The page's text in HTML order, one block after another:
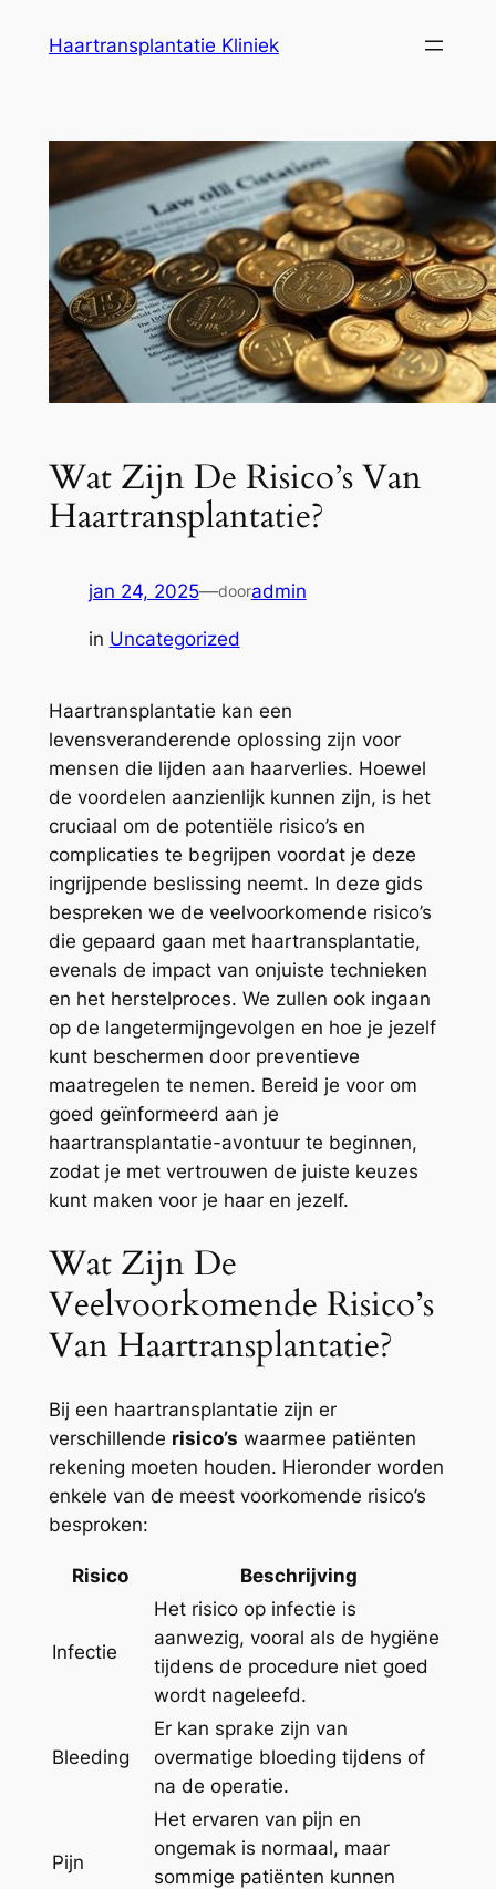
Haartransplantatie Kliniek
Wat Zijn De Risico’s Van
Haartransplantatie?
jan 24, 2025—dooradmin
in Uncategorized
Haartransplantatie kan een
levensveranderende oplossing zijn voor
mensen die lijden aan haarverlies. Hoewel
de voordelen aanzienlijk kunnen zijn, is het
cruciaal om de potentiële risico’s en
complicaties te begrijpen voordat je deze
ingrijpende beslissing neemt. In deze gids
bespreken we de veelvoorkomende risico’s
die gepaard gaan met haartransplantatie,
evenals de impact van onjuiste technieken
en het herstelproces. We zullen ook ingaan
op de langetermijngevolgen en hoe je jezelf
kunt beschermen door preventieve
maatregelen te nemen. Bereid je voor om
goed geïnformeerd aan je
haartransplantatie-avontuur te beginnen,
zodat je met vertrouwen de juiste keuzes
kunt maken voor je haar en jezelf.
Wat Zijn De
Veelvoorkomende Risico’s
Van Haartransplantatie?
Bij een haartransplantatie zijn er
verschillende risico’s waarmee patiënten
rekening moeten houden. Hieronder worden
enkele van de meest voorkomende risico’s
besproken:
Risico Beschrijving
Infectie
Het risico op infectie is
aanwezig, vooral als de hygiëne
tijdens de procedure niet goed
wordt nageleefd.
Bleeding
Er kan sprake zijn van
overmatige bloeding tijdens of
na de operatie.
Pijn
Het ervaren van pijn en
ongemak is normaal, maar
sommige patiënten kunnen